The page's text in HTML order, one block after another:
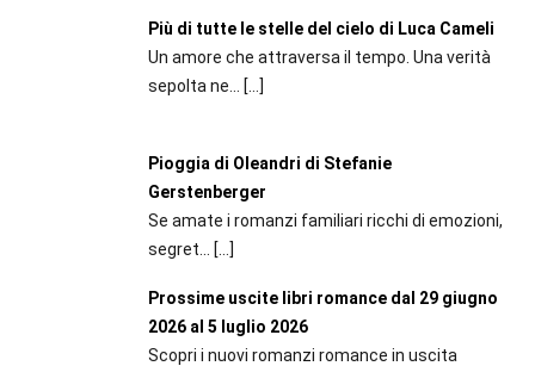
Più di tutte le stelle del cielo di Luca Cameli
Un amore che attraversa il tempo. Una verità
sepolta ne... […]
Pioggia di Oleandri di Stefanie
Gerstenberger
Se amate i romanzi familiari ricchi di emozioni,
segret...
[…]
Prossime uscite libri romance dal 29 giugno
2026 al 5 luglio 2026
Scopri i nuovi romanzi romance in uscita